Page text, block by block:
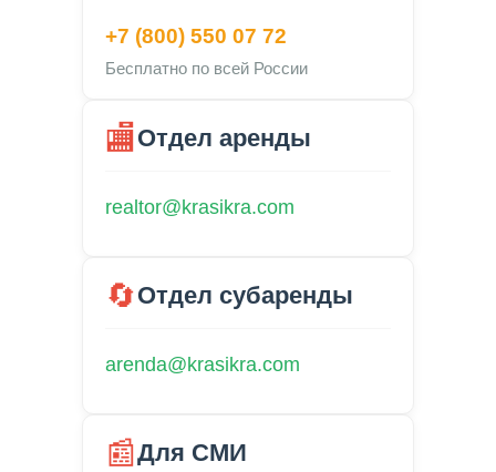
+7 (800) 550 07 72
Бесплатно по всей России
🏬Отдел аренды
realtor@krasikra.com
🔄Отдел субаренды
arenda@krasikra.com
📰Для СМИ